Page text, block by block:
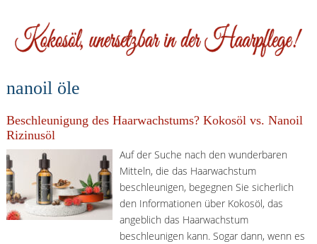
nanoil öle
Beschleunigung des Haarwachstums? Kokosöl vs. Nanoil
Rizinusöl
Auf der Suche nach den wunderbaren
Mitteln, die das Haarwachstum
beschleunigen, begegnen Sie sicherlich
den Informationen über Kokosöl, das
angeblich das Haarwachstum
beschleunigen kann. Sogar dann, wenn es